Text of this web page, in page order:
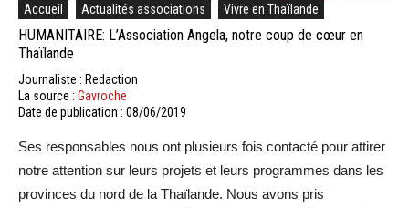
Accueil Actualités associations Vivre en Thaïlande
HUMANITAIRE: L’Association Angela, notre coup de cœur en
Thaïlande
Journaliste : Redaction
La source : Gavroche
Date de publication : 08/06/2019
Ses responsables nous ont plusieurs fois contacté pour attirer
notre attention sur leurs projets et leurs programmes dans les
provinces du nord de la Thaïlande. Nous avons pris